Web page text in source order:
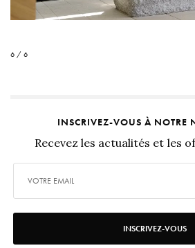
6 / 6
INSCRIVEZ-VOUS À NOTRE
Recevez les actualités et les
INSCRIVEZ-VOUS